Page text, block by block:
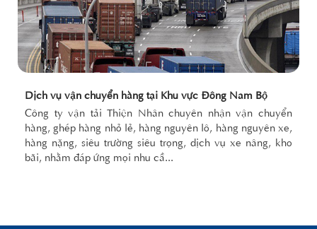
Dịch vụ vận chuyển hàng tại Khu vực Đông Nam Bộ
Công ty vận tải Thiện Nhân chuyên nhận vận chuyển
hàng, ghép hàng nhỏ lẻ, hàng nguyên lô, hàng nguyên xe,
hàng nặng, siêu trường siêu trọng, dịch vụ xe nâng, kho
bãi, nhằm đáp ứng mọi nhu cầ...